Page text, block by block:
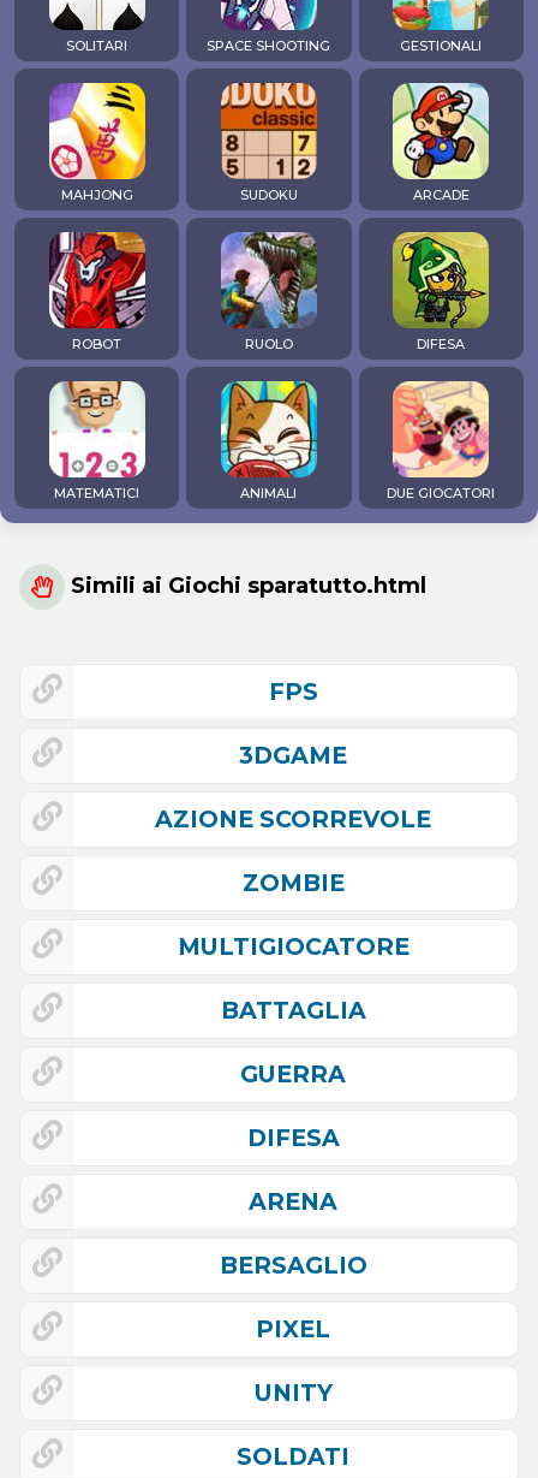
SOLITARI SPACE SHOOTING GESTIONALI
MAHJONG SUDOKU ARCADE
ROBOT RUOLO DIFESA
MATEMATICI ANIMALI DUE GIOCATORI
Simili ai Giochi sparatutto.html
FPS
3DGAME
AZIONE SCORREVOLE
ZOMBIE
MULTIGIOCATORE
BATTAGLIA
GUERRA
DIFESA
ARENA
BERSAGLIO
PIXEL
UNITY
SOLDATI